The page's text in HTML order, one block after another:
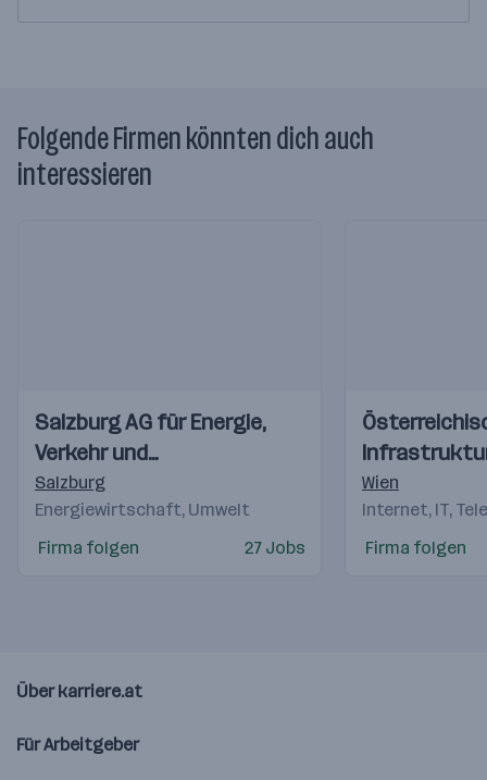
Folgende Firmen könnten dich auch
interessieren
Videos
Einblicke
Einblicke
Salzburg AG für Energie,
Verkehr und
Telekommunikation
Salzburg
Energiewirtschaft, Umwelt
Firma folgen
27 Jobs
Videos
Einblicke
Einblicke
Wien
Internet, IT,
Firma folgen
Über karriere.at
Für Arbeitgeber